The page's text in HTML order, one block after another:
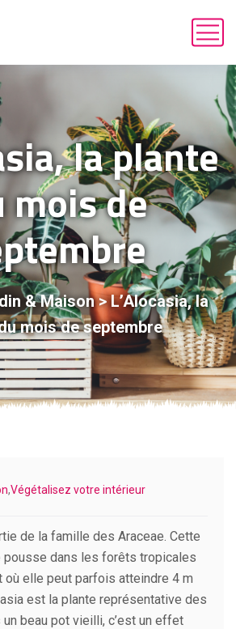
la plante
mois de
& Maison>L’Alocasia, la
mois de septembre
,Végétalisez votre intérieur
de la famille des Araceae. Cette
pousse dans les forêts tropicales
où elle peut parfois atteindre 4 m
est la plante représentative des
beau pot vieilli, c’est un effet